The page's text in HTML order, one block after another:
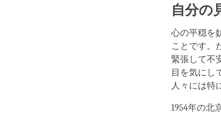
自分の
心の平穏を
ことです。
緊張して不
目を気にし
人々には特
1954年の北